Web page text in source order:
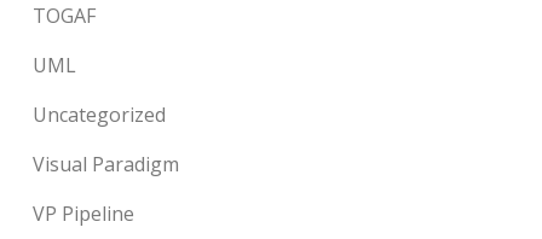
TOGAF
UML
Uncategorized
Visual Paradigm
VP Pipeline